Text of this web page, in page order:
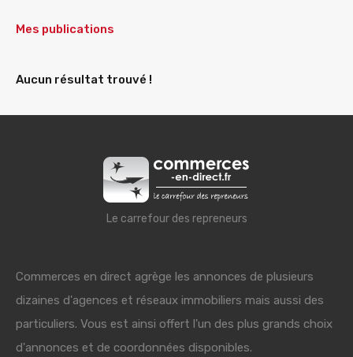
Mes publications
Aucun résultat trouvé !
Le carrefour des repreneurs
Commerces en direct agrège les annonces de plusieurs
dizaines d'agences et réseaux immobiliers mais aussi des
particuliers. Vous est ainsi offert l'un des plus grands choix
d'annonces et de coordonnées disponibles.